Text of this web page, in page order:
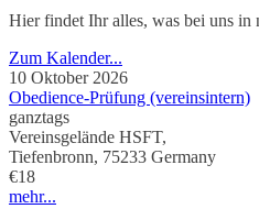
Hier findet Ihr alles, was bei uns in
Zum Kalender...
10 Oktober 2026
Obedience-Prüfung (vereinsintern)
ganztags
Vereinsgelände HSFT,
Tiefenbronn, 75233 Germany
€18
mehr...